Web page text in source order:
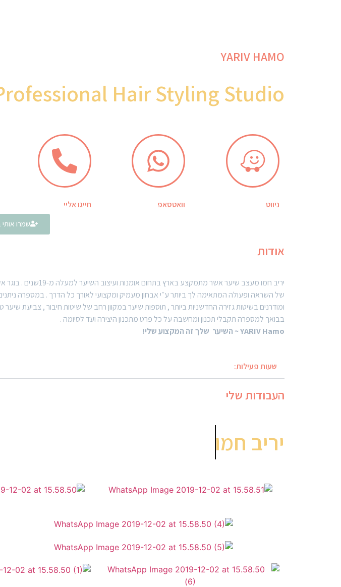
YARIV HAMO
Hair Styling Studio
ניווט וואטסאפ חייגו אליי
שמרו
אודות
יריב חמו מעצב שיער
של השראה ופעולה המתאימה לך ביותר ע״י אבחון מעמיק ומקצועי לאורך כל הדרך . במספרה
ומודרנים בשיטות גזירה החדשניות ביותר , תוספות שיער במקוון רחב של שיטות חיבור , צביעת
בבואך למספרה תקבלי תכנון ומחשבה על כל פרט מתכנון היצירה ועד לסיומה .
שעות פעילות:
העבודות שלי
יריב חמו